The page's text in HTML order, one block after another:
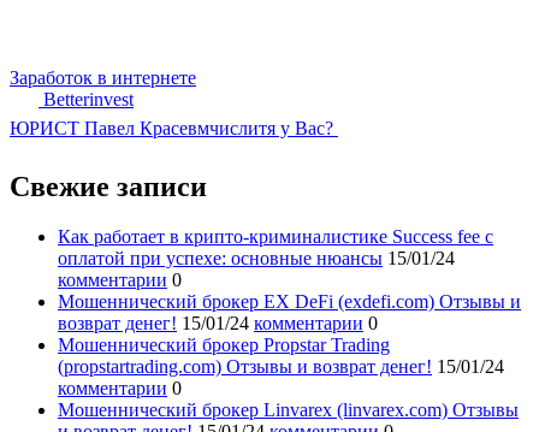
Заработок в интернете
Betterinvest
ЮРИСТ Павел Красевмчислитя у Вас?
Свежие записи
Как работает в крипто-криминалистике Success fee с
оплатой при успехе: основные нюансы 15/01/24
комментарии 0
Мошеннический брокер EX DeFi (exdefi.com) Отзывы и
возврат денег! 15/01/24 комментарии 0
Мошеннический брокер Propstar Trading
(propstartrading.com) Отзывы и возврат денег! 15/01/24
комментарии 0
Мошеннический брокер Linvarex (linvarex.com) Отзывы